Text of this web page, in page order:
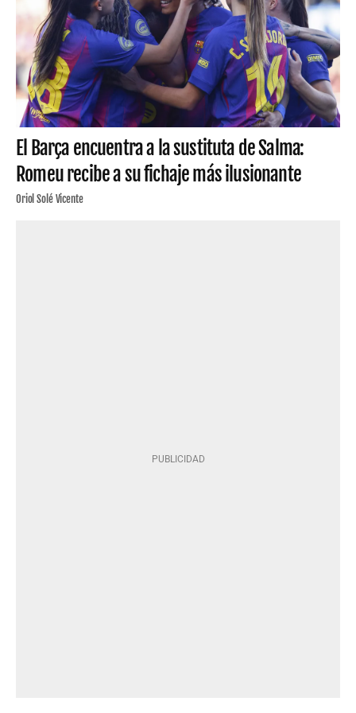
El Barça encuentra a la sustituta de Salma:
Romeu recibe a su fichaje más ilusionante
Oriol Solé Vicente